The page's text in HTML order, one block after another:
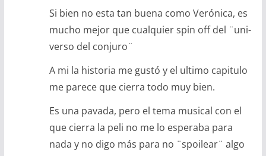
Si bien no esta tan buena como Verónica, es
mucho mejor que cualquier spin off del ¨uni-
verso del conjuro¨
A mi la historia me gustó y el ultimo capitulo
me parece que cierra todo muy bien.
Es una pavada, pero el tema musical con el
que cierra la peli no me lo esperaba para
nada y no digo más para no ¨spoilear¨ algo